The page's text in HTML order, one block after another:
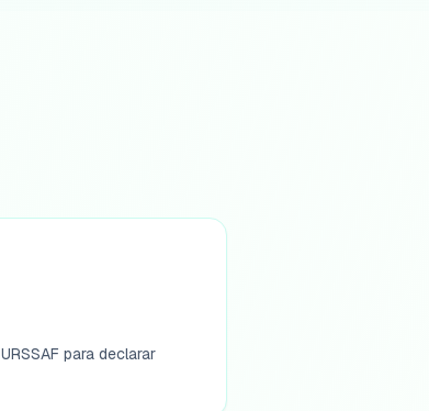
para declarar